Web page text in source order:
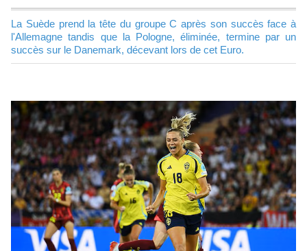
La Suède prend la tête du groupe C après son succès face à
l'Allemagne tandis que la Pologne, éliminée, termine par un
succès sur le Danemark, décevant lors de cet Euro.